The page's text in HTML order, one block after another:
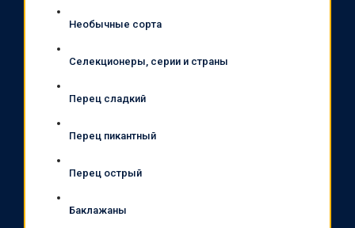
Необычные сорта
Селекционеры, серии и страны
Перец сладкий
Перец пикантный
Перец острый
Баклажаны